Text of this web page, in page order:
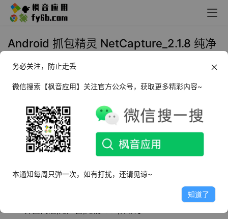
Android 抓包精灵 NetCapture_2.1.8 纯净
2022年2月8日 12:52 黑科技
NetKeeper抓包精灵是一款抓包工具,可以用来解
析和提取手机中的各种网络信息和文件内容,能够
帮助用户分析安卓系统手机的网络请求，在使用
务必关注，防止走丢
微信搜索【枫音应用】关注官方公众号，获取更多精彩内容~
本通知每周只弹一次，如有打扰，还请见谅~
知道了